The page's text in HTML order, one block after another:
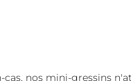
nos mini-gressins